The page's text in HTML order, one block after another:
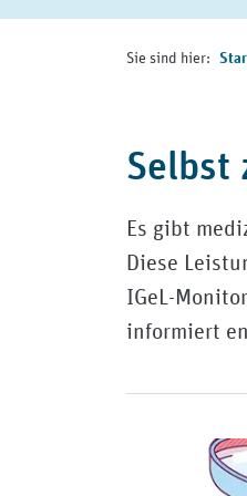
Sie sind hier:
Selbst
Es gibt
Diese
IGeL-
informiert